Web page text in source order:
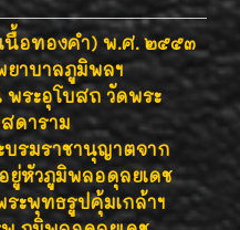
นื้อทองคำ) พ.ศ. ๒๕๕๓
ยาบาลภูมิพลฯ
ระอุโบสถ วัดพระ
ดาราม
บรมราชานุญาตจาก
ยู่หัวภูมิพลอดุลยเดช
ะพุทธรูปคุ้มเกล้าฯ